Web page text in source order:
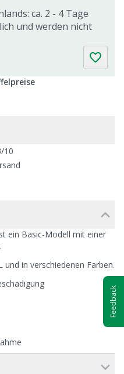
ca. 2 - 4 Tage
und werden nicht
10
ein Basic-Modell mit einer
und in verschiedenen Farben.
Feedback